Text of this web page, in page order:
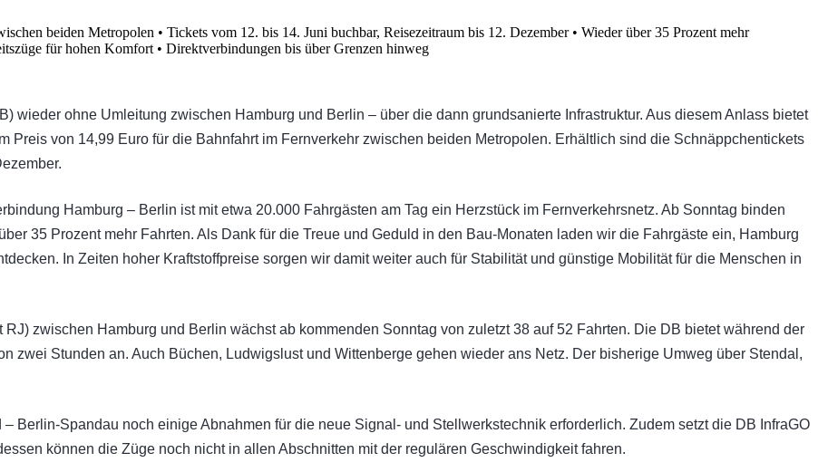
beiden Metropolen • Tickets vom 12. bis 14. Juni buchbar, Reisezeitraum bis 12. Dezember • Wieder über 35 Prozent mehr
für hohen Komfort • Direktverbindungen bis über Grenzen hinweg
wieder ohne Umleitung zwischen Hamburg und Berlin – über die dann grundsanierte Infrastruktur. Aus diesem Anlass bietet
Preis von 14,99 Euro für die Bahnfahrt im Fernverkehr zwischen beiden Metropolen. Erhältlich sind die Schnäppchentickets
Hamburg – Berlin ist mit etwa 20.000 Fahrgästen am Tag ein Herzstück im Fernverkehrsnetz. Ab Sonntag binden
35 Prozent mehr Fahrten. Als Dank für die Treue und Geduld in den Bau-Monaten laden wir die Fahrgäste ein, Hamburg
In Zeiten hoher Kraftstoffpreise sorgen wir damit weiter auch für Stabilität und günstige Mobilität für die Menschen in
zwischen Hamburg und Berlin wächst ab kommenden Sonntag von zuletzt 38 auf 52 Fahrten. Die DB bietet während der
zwei Stunden an. Auch Büchen, Ludwigslust und Wittenberge gehen wieder ans Netz. Der bisherige Umweg über Stendal,
Berlin-Spandau noch einige Abnahmen für die neue Signal- und Stellwerkstechnik erforderlich. Zudem setzt die DB InfraGO
können die Züge noch nicht in allen Abschnitten mit der regulären Geschwindigkeit fahren.